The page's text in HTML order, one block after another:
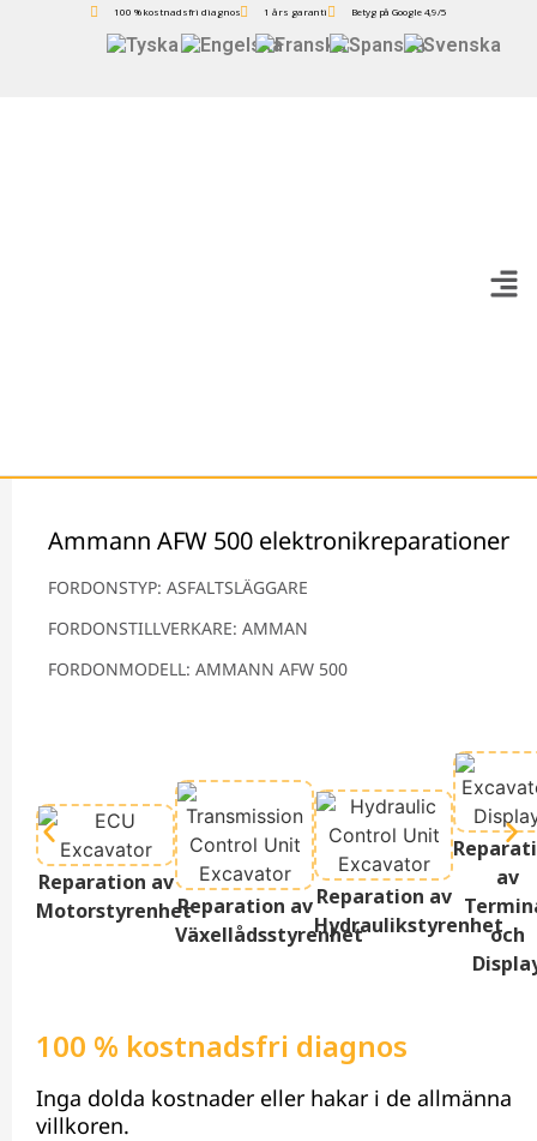
100 % kostnadsfri diagnos 1 års garanti Betyg på Google 4,9/5
Ammann AFW 500 elektronikreparationer
FORDONSTYP: ASFALTSLÄGGARE
FORDONSTILLVERKARE: AMMAN
FORDONMODELL: AMMANN AFW 500
Reparation av
MotorstyrenhetReparation av
Växellådsstyrenhet
Reparation av
Hydraulikstyrenhet
av
och
100 % kostnadsfri diagnos
Inga dolda kostnader eller hakar i de allmänna
villkoren.